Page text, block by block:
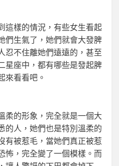
樣的情況，有些女生看起
們生氣了，她們就會大發脾
忍不住離她們遠遠的，甚至
星座中，都有哪些是發起脾
來看看吧。
的形象，完全就是一個大
的人，她們也是特別溫柔的
有被惹毛，當她們真正被惹
怖，完全變了一個模樣。而